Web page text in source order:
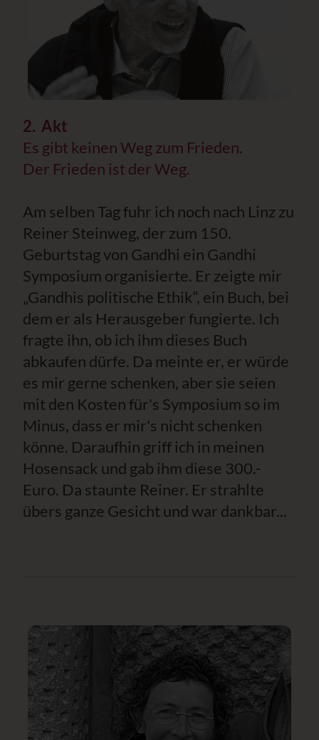
2. Akt
Es gibt keinen Weg zum Frieden.
Der Frieden ist der Weg.
Am selben Tag fuhr ich noch nach Linz zu
Reiner Steinweg, der zum 150.
Geburtstag von Gandhi ein Gandhi
Symposium organisierte. Er zeigte mir
„Gandhis politische Ethik“, ein Buch, bei
dem er als Herausgeber fungierte. Ich
fragte ihn, ob ich ihm dieses Buch
abkaufen dürfe. Da meinte er, er würde
es mir gerne schenken, aber sie seien
mit den Kosten für's Symposium so im
Minus, dass er mir's nicht schenken
könne. Daraufhin griff ich in meinen
Hosensack und gab ihm diese 300.-
Euro. Da staunte Reiner. Er strahlte
übers ganze Gesicht und war dankbar...